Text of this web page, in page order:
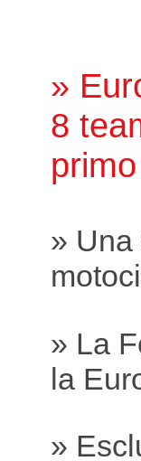
»
8
primo
»
» La
la
»